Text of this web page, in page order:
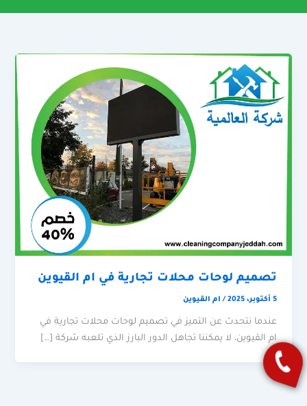
تصميم لوحات محلات تجارية في ام القيوين
5 أكتوبر، 2025 / ام القيوين
عندما نتحدث عن التميز في تصميم لوحات محلات تجارية في
ام القيوين، لا يمكننا تجاهل الدور البارز الذي تلعبه شركة […]